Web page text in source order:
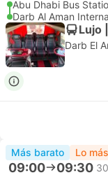
Abu Dhabi Bus
Darb Al Aman
Lujo
Darb El
Más barato Lo
09:00 09:30